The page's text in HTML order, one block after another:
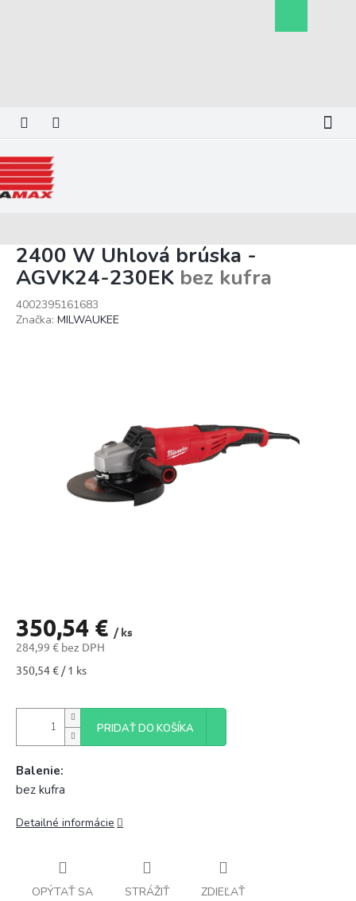
košík
2400 W Uhlová brúska -
AGVK24-230EK bez kufra
4002395161683
Značka: MILWAUKEE
350,54 € / ks
284,99 € bez DPH
Jednotková
350,54 € / 1 ks
PRIDAŤ DO KOŠÍKA
Balenie:
bez kufra
Detailné informácie
OPÝTAŤ SA STRÁŽIŤ ZDIEĽAŤ